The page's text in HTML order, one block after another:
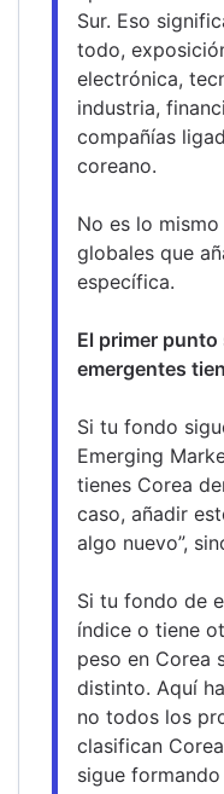
Sur. Eso
todo,
electrónica,
industria,
compañías
coreano.
No es lo
globales que
específica.
El primer
emergentes
Si tu fondo
Emerging
tienes Corea
caso, añadir
algo nuevo”,
Si tu fondo de
índice o tiene
peso en Corea
distinto. Aquí
no todos los
clasifican
sigue